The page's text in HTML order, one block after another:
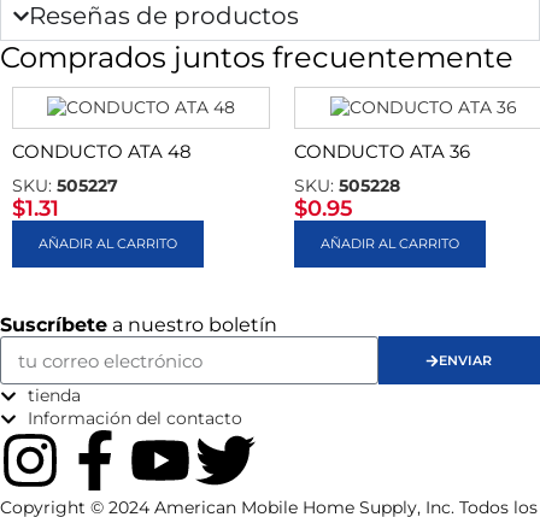
Reseñas de productos
Comprados juntos frecuentemente
CONDUCTO ATA 48
SKU: 505227
$1.31
AÑADIR AL CARRITO
CONDUCTO ATA 36
SKU: 505228
$0.95
AÑADIR AL CARRITO
Suscríbete a nuestro boletín
ENVIAR
tienda
Información del contacto
Copyright © 2024 American Mobile Home Supply, Inc. Todos los